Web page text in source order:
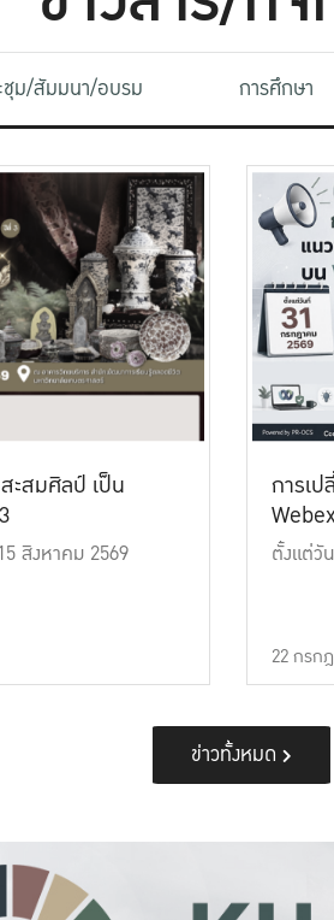
ชุม/สัมมนา/อบรม การศึกษา
ะสมศิลป์ เป็น
สิงหาคม 2569
การเ
ตั้งแต่วั
22 กรก
ข่าวทั้งหมด